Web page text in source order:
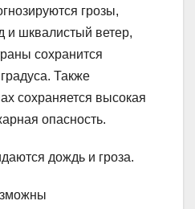
грозы,
и шквалистый ветер,
сохранится
Также
сохраняется высокая
опасность.
дождь и гроза.